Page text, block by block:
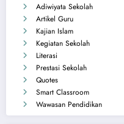
Adiwiyata Sekolah
Artikel Guru
Kajian Islam
Kegiatan Sekolah
Literasi
Prestasi Sekolah
Quotes
Smart Classroom
Wawasan Pendidikan